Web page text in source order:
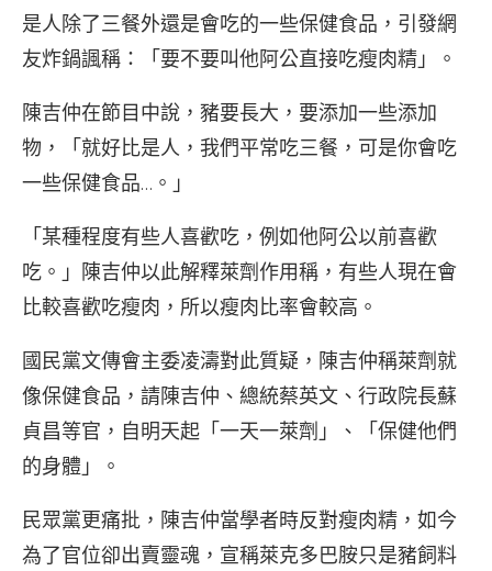
是人除了三餐外還是會吃的一些保健食品，引發網
友炸鍋諷稱：「要不要叫他阿公直接吃瘦肉精」。
陳吉仲在節目中說，豬要長大，要添加一些添加
物，「就好比是人，我們平常吃三餐，可是你會吃
一些保健食品…。」
「某種程度有些人喜歡吃，例如他阿公以前喜歡
吃。」陳吉仲以此解釋萊劑作用稱，有些人現在會
比較喜歡吃瘦肉，所以瘦肉比率會較高。
國民黨文傳會主委凌濤對此質疑，陳吉仲稱萊劑就
像保健食品，請陳吉仲、總統蔡英文、行政院長蘇
貞昌等官，自明天起「一天一萊劑」、「保健他們
的身體」。
民眾黨更痛批，陳吉仲當學者時反對瘦肉精，如今
為了官位卻出賣靈魂，宣稱萊克多巴胺只是豬飼料